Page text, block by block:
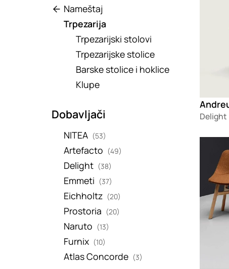
Nameštaj
Trpezarija
Trpezarijski stolovi
Trpezarijske stolice
Barske stolice i hoklice
Klupe
Dobavljači
NITEA (53)
Artefacto (49)
Delight (38)
Emmeti (37)
Eichholtz (20)
Prostoria (20)
Naruto (13)
Furnix (10)
Atlas Concorde (3)
Delight